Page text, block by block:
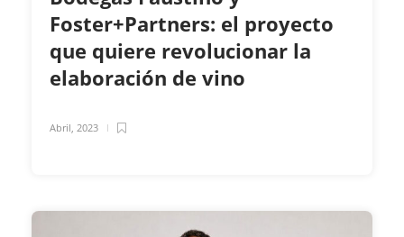
Foster+Partners: el proyecto
que quiere revolucionar la
elaboración de vino
Abril, 2023